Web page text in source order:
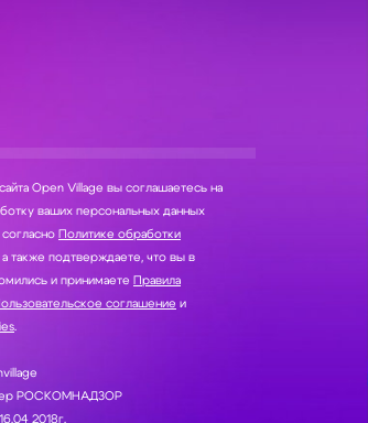
Open Village вы соглашаетесь на
Политике обработки
, а также подтверждаете, что вы в
и принимаете Правила
соглашение и
.
РОСКОМНАДЗОР
2018г.